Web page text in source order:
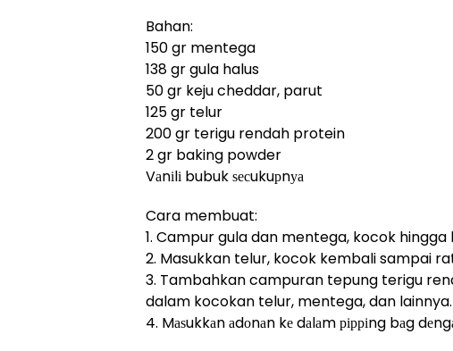
Bahan:
150 gr mentega
138 gr gula halus
50 gr keju cheddar, parut
125 gr telur
200 gr terigu rendah protein
2 gr baking powder
Vаnіlі bubuk ѕесukuрnуа
Cara membuat:
1. Campur gula dan mentega, kocok
2. Masukkan telur, kocok kembali sampai
3. Tambahkan campuran tepung terigu
dalam kocokan telur, mentega, dan
4. Mаѕukkаn аdоnаn kе dаlаm рірріng bаg